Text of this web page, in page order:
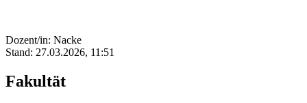
Dozent/in: Nacke
Stand: 27.03.2026, 11:51
Fakultät